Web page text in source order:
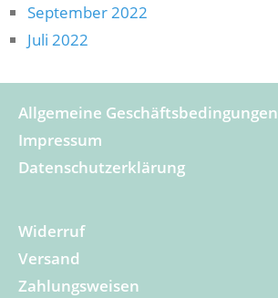
September 2022
Juli 2022
Allgemeine Geschäftsbedingungen
Impressum
Datenschutzerklärung
Widerruf
Versand
Zahlungsweisen